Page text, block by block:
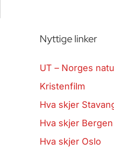
Nyttige linker
UT – Norges
Kristenfilm
Hva skjer
Hva skjer Bergen
Hva skjer Oslo